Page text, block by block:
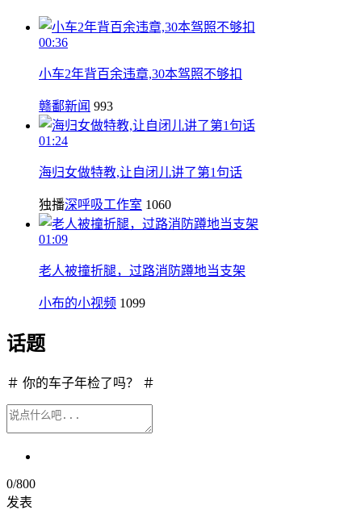
00:36
小车2年背百余违章,30本驾照不够扣
赣鄱新闻 993
01:24
海归女做特教,让自闭儿讲了第1句话
独播深呼吸工作室 1060
01:09
老人被撞折腿，过路消防蹲地当支架
小布的小视频 1099
话题
＃ 你的车子年检了吗？ ＃
0/800
发表